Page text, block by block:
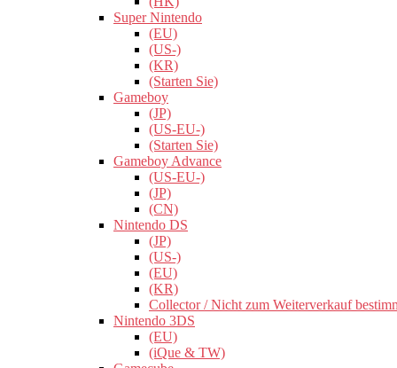
Super Nintendo
(EU)
(US-)
(KR)
(Starten Sie)
Gameboy
(JP)
(US-EU-)
(Starten Sie)
Gameboy Advance
(US-EU-)
(JP)
(CN)
Nintendo DS
(JP)
(US-)
(EU)
(KR)
Collector / Nicht zum Weiterverkauf
Nintendo 3DS
(EU)
(iQue & TW)